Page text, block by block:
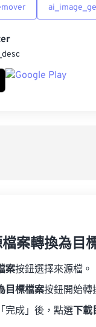
案轉換為目
案按鈕選擇來源檔。
目標檔案按鈕開始轉
完成」後，點選 下